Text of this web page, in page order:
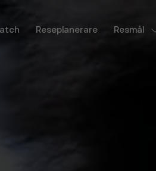
Reseplanerare Resmål